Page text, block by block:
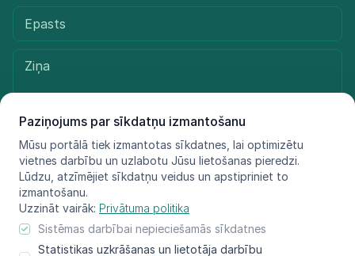
Paziņojums par sīkdatņu izmantošanu
Mūsu portālā tiek izmantotas sīkdatnes, lai optimizētu
vietnes darbību un uzlabotu Jūsu lietošanas pieredzi.
Lūdzu, atzīmējiet sīkdatņu veidus un apstipriniet to
izmantošanu.
Uzzināt vairāk: Privātuma politika
Sistēmas darbībai nepieciešamās sīkdatnes
Statistikas uzkrāšanas un lietotāja darbību
Sūtīt ziņu
© LIFE FOR SPECIES, 2021 - 2025
Informācija atspoguļo tikai projekta LIFE FOR SPECIES īstenotāju